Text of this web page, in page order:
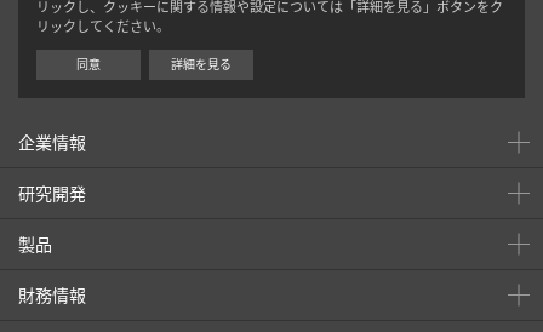
リックし、クッキーに関する情報や設定については「詳細を見る」ボタンをク
リックしてください。
同意 詳細を見る
企業情報
研究開発
製品
財務情報